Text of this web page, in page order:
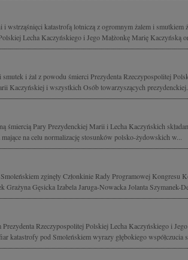
i wstrząśnięci katastrofą lotniczą z ogromnym żalem i smutkiem
Lecha Kaczyńskiego i Jego Małżonkę Marię Kaczyńską
smutek i żal z powodu śmierci Prezydenta Rzeczypospolitej
Kaczyńskiej i wszystkich Osób towarzyszących
śmiercią Pary Prezydenckiej Marii i Lecha Kaczyńskich
mające na celu normalizację stosunków polsko-żydowskich w...
zginęły Członkinie Rady Programowej Kongresu
Grażyna Gęsicka Izabela Jaruga-Nowacka Jolanta Szymanek-
Rzeczypospolitej Polskiej Lecha Kaczyńskiego i
katastrofy pod Smoleńskiem wyrazy głębokiego współczucia